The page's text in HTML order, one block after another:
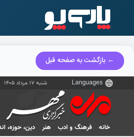
← بازگشت به صفحه قبل